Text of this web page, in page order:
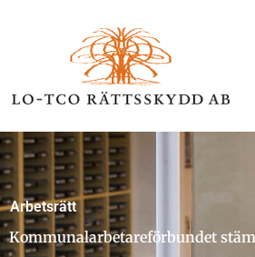
Arbetsrätt
Kommunalarbetareförbundet